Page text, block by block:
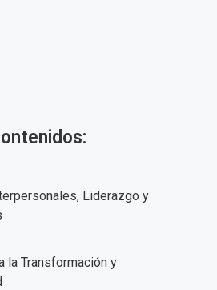
Liderazgo y
la Transformación y